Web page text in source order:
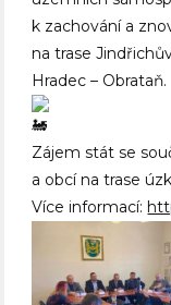
k zachování a
na trase
Hradec – Obrataň.
Zájem stát se
a obcí na trase
Více informací: